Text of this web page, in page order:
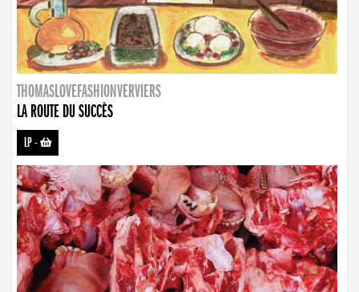
THOMASLOVEFASHIONVERVIERS
LA ROUTE DU SUCCÈS
LP-